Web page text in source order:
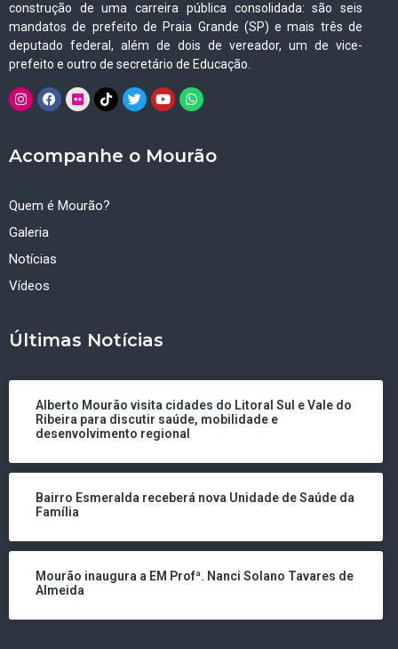
construção de uma carreira pública consolidada: são seis
mandatos de prefeito de Praia Grande (SP) e mais três de
deputado federal, além de dois de vereador, um de vice-
prefeito e outro de secretário de Educação.
Acompanhe o Mourão
Quem é Mourão?
Galeria
Notícias
Vídeos
Últimas Notícias
Alberto Mourão visita cidades do Litoral Sul e Vale do
Ribeira para discutir saúde, mobilidade e
desenvolvimento regional
Bairro Esmeralda receberá nova Unidade de Saúde da
Família
Mourão inaugura a EM Profª. Nanci Solano Tavares de
Almeida